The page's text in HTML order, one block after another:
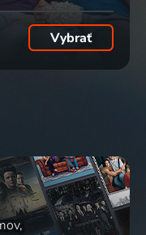
Vybrať